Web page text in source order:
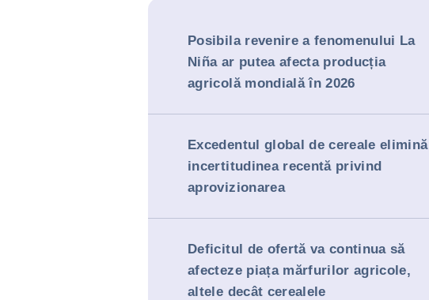
Posibila revenire a fenomenului La
Niña ar putea afecta producția
agricolă mondială în 2026
Excedentul global de cereale elimină
incertitudinea recentă privind
aprovizionarea
Deficitul de ofertă va continua să
afecteze piața mărfurilor agricole,
altele decât cerealele